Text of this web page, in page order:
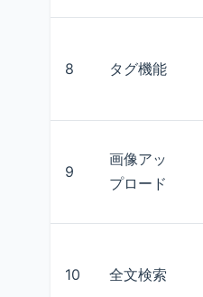
8 タグ機能
9
画像アッ
プロード
10 全文検索